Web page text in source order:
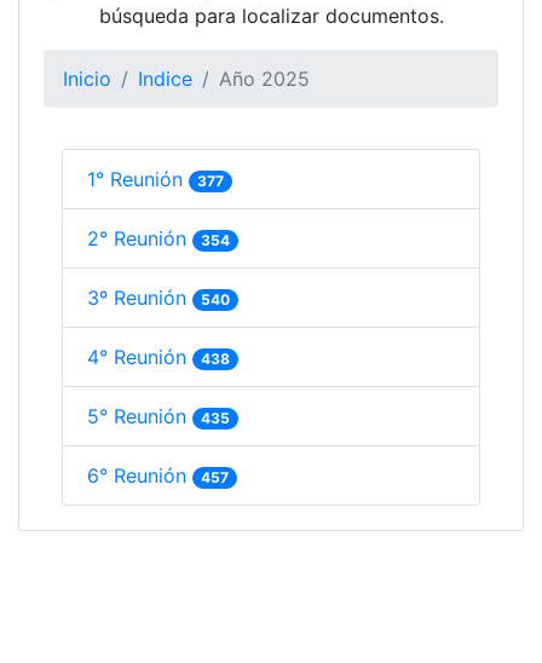
búsqueda para localizar documentos.
Inicio Indice Año 2025
1° Reunión 377
2° Reunión 354
3º Reunión 540
4° Reunión 438
5° Reunión 435
6° Reunión 457